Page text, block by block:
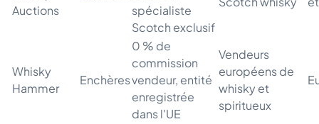
Auctions
spécialiste
Scotch exclusif
Whisky
Hammer
Enchères
0 % de
commission
vendeur, entité
enregistrée
dans l'UE
Vendeurs
européens de
whisky et
spiritueux